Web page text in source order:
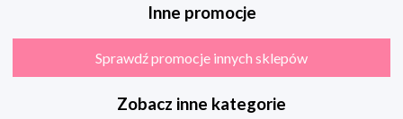
Inne promocje
Sprawdź promocje innych sklepów
Zobacz inne kategorie